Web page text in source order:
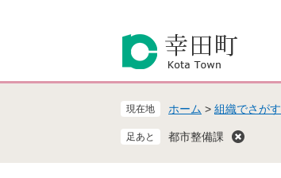
先
を
本
現在地 ホーム > 組織でさがす
都市整備課